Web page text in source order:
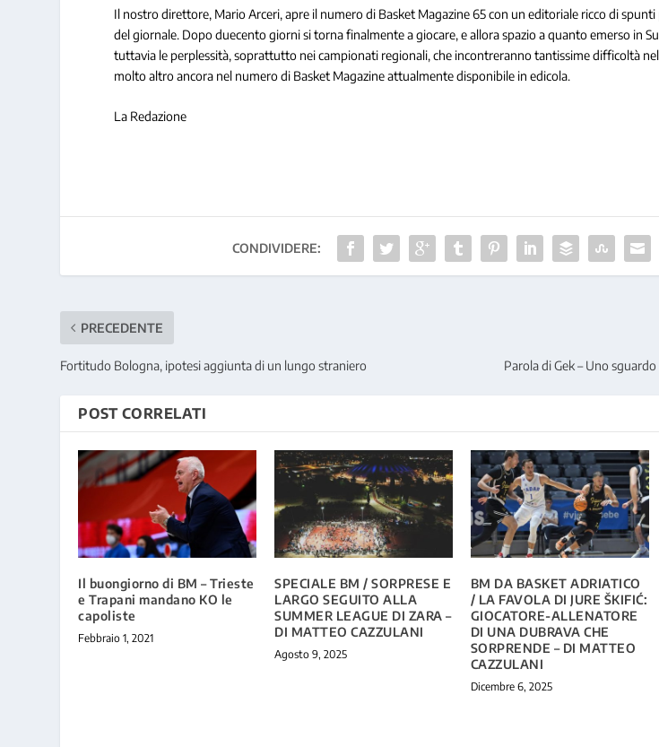
Il nostro direttore, Mario Arceri, apre il numero di Basket Magazine 65 con un editoriale ricco di
del giornale. Dopo duecento giorni si torna finalmente a giocare, e allora spazio a quanto emerso in
tuttavia le perplessità, soprattutto nei campionati regionali, che incontreranno tantissime difficoltà
molto altro ancora nel numero di Basket Magazine attualmente disponibile in edicola.
La Redazione
CONDIVIDERE:
PRECEDENTE
Fortitudo Bologna, ipotesi aggiunta di un lungo straniero Parola di Gek – Uno
POST CORRELATI
Il buongiorno di BM – Trieste
e Trapani mandano KO le
capoliste
Febbraio 1, 2021
SPECIALE BM / SORPRESE E
LARGO SEGUITO ALLA
SUMMER LEAGUE DI ZARA –
DI MATTEO CAZZULANI
Agosto 9, 2025
BM DA BASKET ADRIATICO
/ LA FAVOLA DI JURE ŠKIFIĆ:
GIOCATORE-ALLENATORE
DI UNA DUBRAVA CHE
SORPRENDE – DI MATTEO
CAZZULANI
Dicembre 6, 2025